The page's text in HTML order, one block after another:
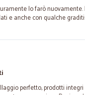
lo farò
e anche con qualche
perfetto, prodotti
troppo prossime. Per i